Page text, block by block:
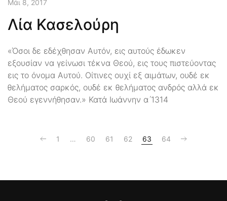
Μάι 8, 2017
Λία Κασελούρη
«Όσοι δε εδέχθησαν Αυτόν, εις αυτούς έδωκεν
εξουσίαν να γείνωσι τέκνα Θεού, εις τους πιστεύοντας
εις το όνομα Αυτού. Οίτινες ουχί εξ αιμάτων, ουδέ εκ
θελήματος σαρκός, ουδέ εκ θελήματος ανδρός αλλά εκ
Θεού εγεννήθησαν.» Κατά Ιωάννην α ́1314
1 … 60 61 62 63 64